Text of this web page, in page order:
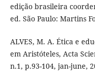
edição brasileira
ed. São Paulo: Martins
ALVES, M. A. Ética e
em Aristóteles, Acta
n.1, p.93-104, jan-june,